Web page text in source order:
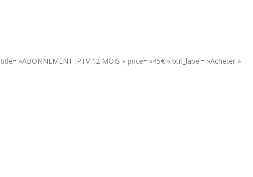
»ABONNEMENT IPTV 12 MOIS » price= »45€ » btn_label= »Acheter »